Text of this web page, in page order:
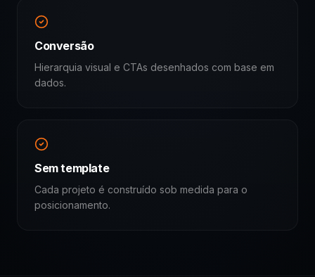
Conversão
Hierarquia visual e CTAs desenhados com base em
dados.
Sem template
Cada projeto é construído sob medida para o
posicionamento.